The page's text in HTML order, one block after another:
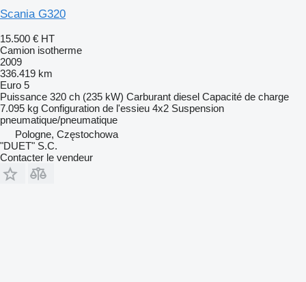
Scania G320
15.500 € HT
Camion isotherme
2009
336.419 km
Euro 5
Puissance 320 ch (235 kW) Carburant diesel Capacité de charge
7.095 kg Configuration de l'essieu 4x2 Suspension
pneumatique/pneumatique
Pologne, Częstochowa
"DUET" S.C.
Contacter le vendeur